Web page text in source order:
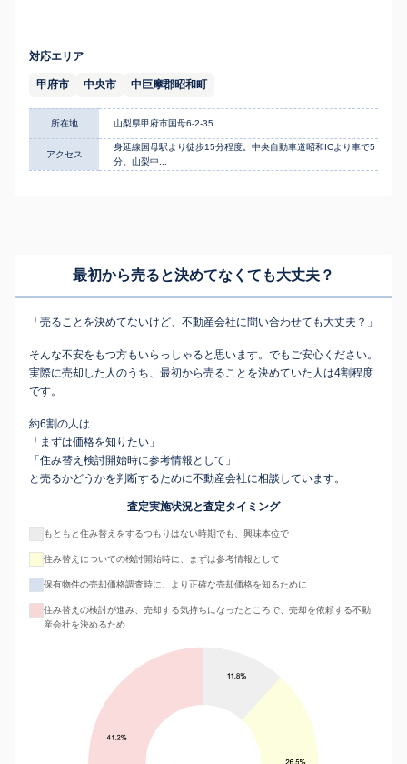
対応エリア
甲府市 中央市 中巨摩郡昭和町
所在地 山梨県甲府市国母6-2-35
アクセス
身延線国母駅より徒歩15分程度。中央自動車道昭和ICより車で5
分。山梨中...
最初から売ると決めてなくても大丈夫？
「売ることを決めてないけど、不動産会社に問い合わせても大丈夫？」
そんな不安をもつ方もいらっしゃると思います。でもご安心ください。
実際に売却した人のうち、最初から売ることを決めていた人は4割程度
です。
約6割の人は
「まずは価格を知りたい」
「住み替え検討開始時に参考情報として」
と売るかどうかを判断するために不動産会社に相談しています。
査定実施状況と査定タイミング
もともと住み替えをするつもりはない時期でも、興味本位で
住み替えについての検討開始時に、まずは参考情報として
保有物件の売却価格調査時に、より正確な売却価格を知るために
住み替えの検討が進み、売却する気持ちになったところで、売却を依頼する不動
産会社を決めるため